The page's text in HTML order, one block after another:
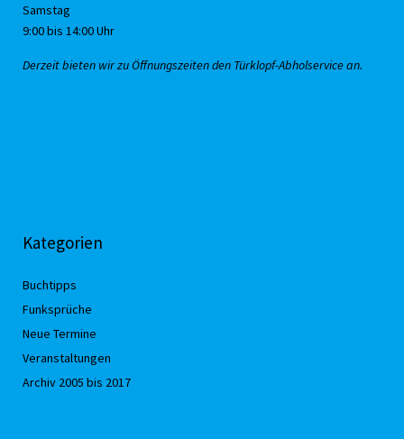
Samstag
9:00 bis 14:00 Uhr
Derzeit bieten wir zu Öffnungszeiten den Türklopf-Abholservice an.
Kategorien
Buchtipps
Funksprüche
Neue Termine
Veranstaltungen
Archiv 2005 bis 2017